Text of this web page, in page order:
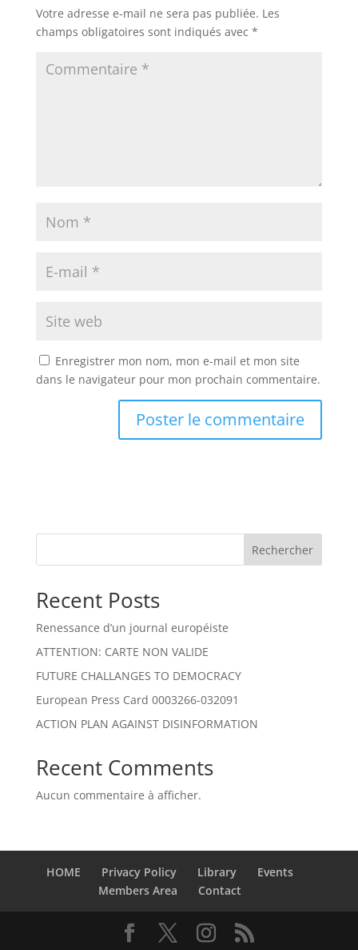
Votre adresse e-mail ne sera pas publiée. Les
champs obligatoires sont indiqués avec *
Enregistrer mon nom, mon e-mail et mon site
dans le navigateur pour mon prochain commentaire.
Rechercher
Recent Posts
Renessance d’un journal européiste
ATTENTION: CARTE NON VALIDE
FUTURE CHALLANGES TO DEMOCRACY
European Press Card 0003266-032091
ACTION PLAN AGAINST DISINFORMATION
Recent Comments
Aucun commentaire à afficher.
HOME Privacy Policy Library
Events
Members Area
Contact